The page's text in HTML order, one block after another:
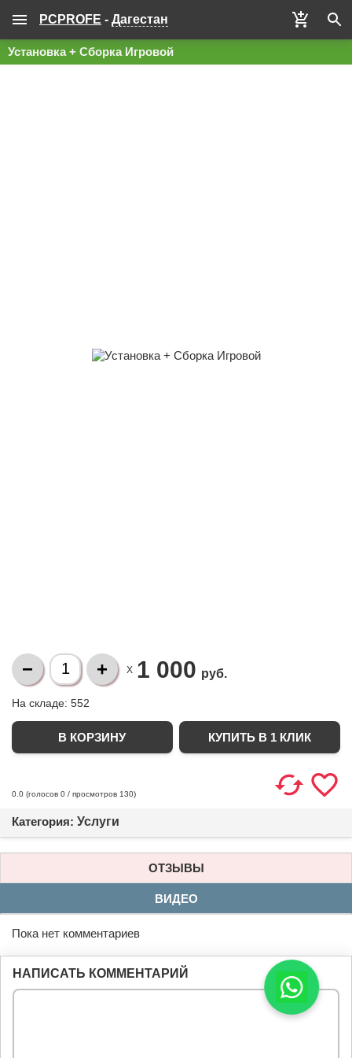
PCPROFE - Дагестан
Установка + Сборка Игровой
X 1 000 руб.
На складе: 552
КУПИТЬ В 1 КЛИК
0.0 (голосов 0 / просмотров 130)
Категория: Услуги
ОТЗЫВЫ
ВИДЕО
Пока нет комментариев
НАПИСАТЬ КОММЕНТАРИЙ